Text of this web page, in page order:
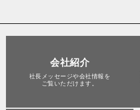
会社紹介
社長メッセージや会社情報を
ご覧いただけます。